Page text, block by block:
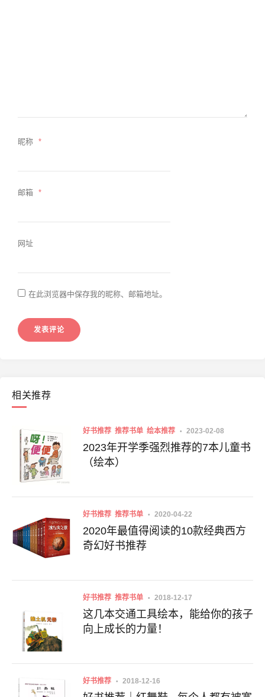
昵称 *
邮箱 *
网址
在此浏览器中保存我的昵称、邮箱地址。
相关推荐
好书推荐 推荐书单 绘本推荐 2023-02-08
2023年开学季强烈推荐的7本儿童书
（绘本）
好书推荐 推荐书单 2020-04-22
2020年最值得阅读的10款经典西方
奇幻好书推荐
好书推荐 推荐书单 2018-12-17
这几本交通工具绘本，能给你的孩子
向上成长的力量！
好书推荐 2018-12-16